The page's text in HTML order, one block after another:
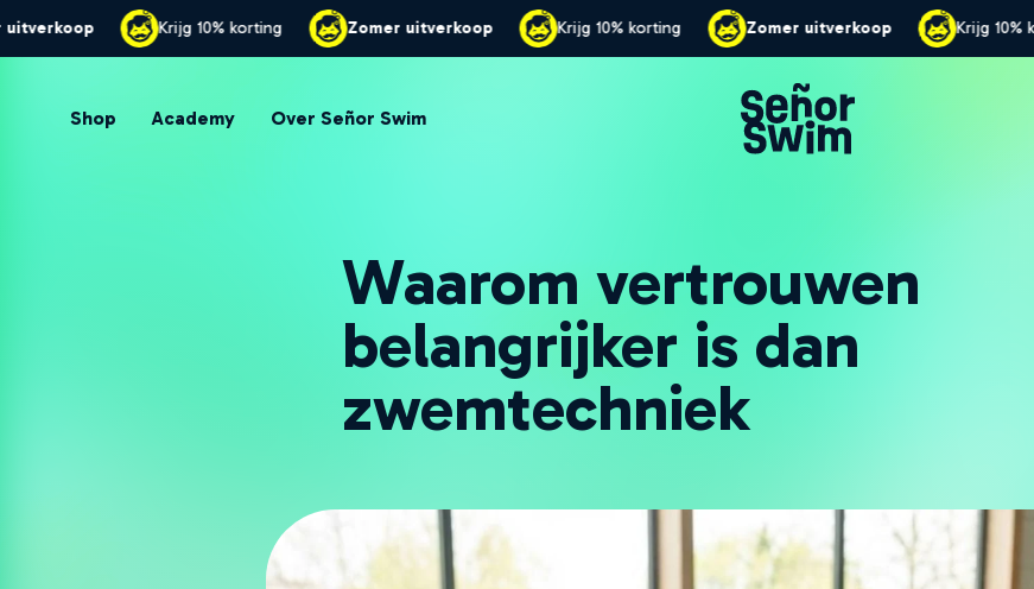
Zomer uitverkoop Krijg 10% korting Zomer uitverkoop Krijg 10% korting Zomer uitverkoop
Shop Academy Over Señor Swim
Waarom vertrouwen
belangrijker is dan
zwemtechniek